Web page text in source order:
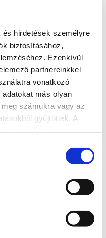
és hirdetések személyre
biztosításához,
Ezenkívül
partnereinkkel
vonatkozó
más olyan
számukra vagy az
gyűjtöttek. A
részére zárt parkoló.